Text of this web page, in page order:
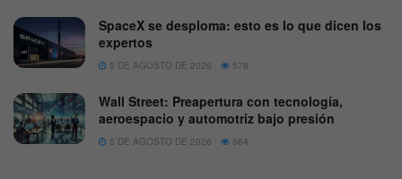
SpaceX se desploma: esto es lo que dicen los
expertos
5 DE AGOSTO DE 2026 578
Wall Street: Preapertura con tecnología,
aeroespacio y automotriz bajo presión
5 DE AGOSTO DE 2026 564